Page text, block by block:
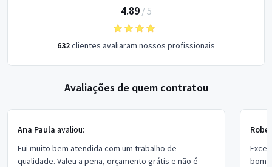
4.89/ 5
632clientes avaliaram nossos profissionais
Avaliações de quem contratou
Ana Paula avaliou:
Fui muito bem atendida com um trabalho de
qualidade. Valeu a pena, orçamento grátis e não é
bom